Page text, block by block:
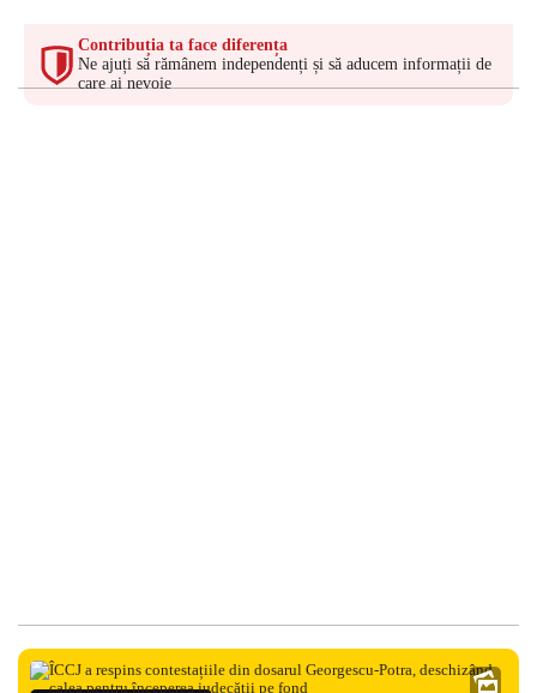
Contribuția ta face diferența
Ne ajuți să rămânem independenți și să aducem informații de
care ai nevoie